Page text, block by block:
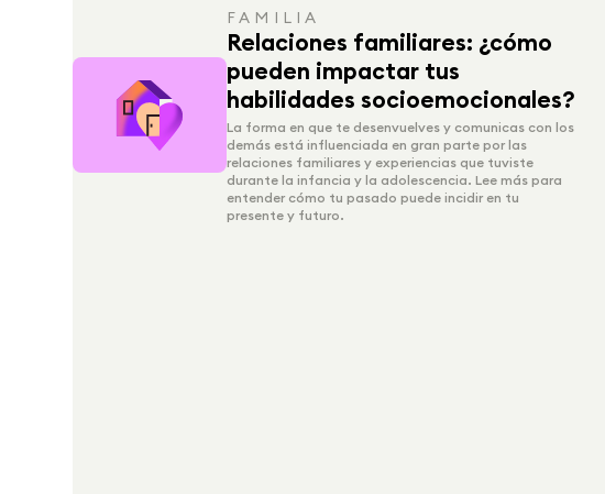
FAMILIA
Relaciones familiares: ¿cómo
pueden impactar tus
habilidades socioemocionales?
La forma en que te desenvuelves y comunicas con los
demás está influenciada en gran parte por las
relaciones familiares y experiencias que tuviste
durante la infancia y la adolescencia. Lee más para
entender cómo tu pasado puede incidir en tu
presente y futuro.